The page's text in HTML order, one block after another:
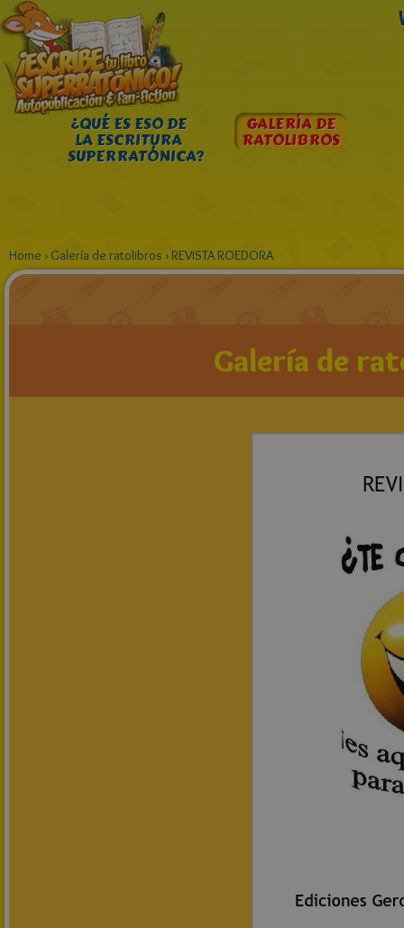
¿QUÉ ES ESO DE
LA ESCRITURA
SUPERRATÓNICA?
GALERÍA DE
RATOLIBROS
Home › Galería de ratolibros ›REVISTA ROEDORA
Galería de